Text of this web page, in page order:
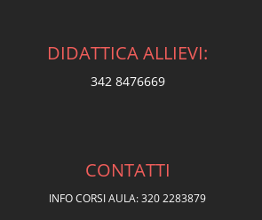
DIDATTICA ALLIEVI:
342 8476669
CONTATTI
INFO CORSI AULA: 320 2283879